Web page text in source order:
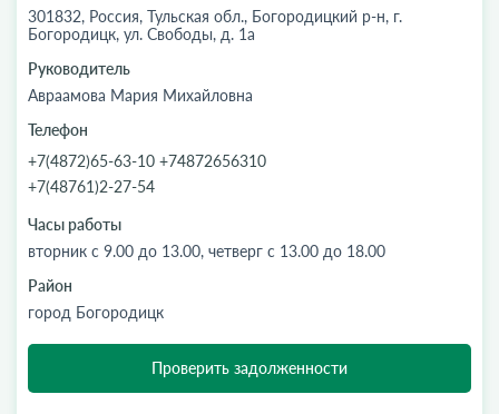
301832, Россия, Тульская обл., Богородицкий р-н, г.
Богородицк, ул. Свободы, д. 1а
Руководитель
Авраамова Мария Михайловна
Телефон
+7(4872)65-63-10 +74872656310
+7(48761)2-27-54
Часы работы
вторник с 9.00 до 13.00, четверг с 13.00 до 18.00
Район
город Богородицк
Проверить задолженности